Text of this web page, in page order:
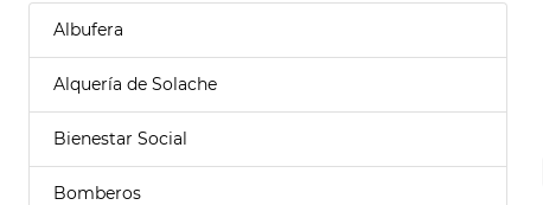
Albufera
Alquería de Solache
Bienestar Social
Bomberos